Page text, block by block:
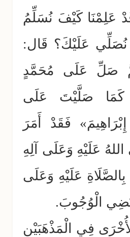
عَلِمْنَا كَيْفَ نُسَلِّمُ
عَلَيْكَ؟ قَال:
صَلِّ عَلَى مُحَمَّدٍ
كَمَا صَلَّيْتَ عَلَى
فَقَدْ أَمَرَ
عَلَيْهِ وَعَلَى آلِهِ
عَلَيْهِ وَعَلَى
الْوُجُوبَ.
فِي الْمَذْهَبَيْنِ